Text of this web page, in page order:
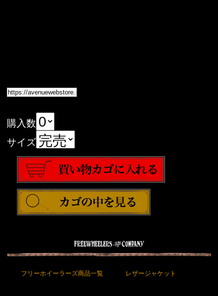
購入数
サイズ
フリーホイーラーズ商品一覧 レザージャケット